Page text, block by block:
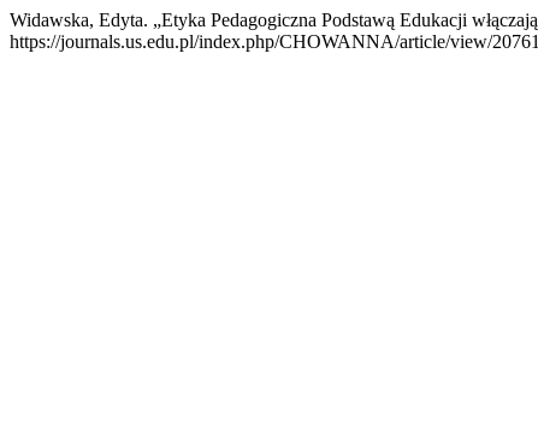
Widawska, Edyta. „Etyka Pedagogiczna Podstawą Edukacji
https://journals.us.edu.pl/index.php/CHOWANNA/article/view/